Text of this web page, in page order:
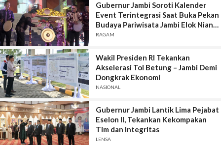
Gubernur Jambi Soroti Kalender
Event Terintegrasi Saat Buka Pekan
Budaya Pariwisata Jambi Elok Nian
2026
RAGAM
Wakil Presiden RI Tekankan
Akselerasi Tol Betung – Jambi Demi
Dongkrak Ekonomi
NASIONAL
Gubernur Jambi Lantik Lima Pejabat
Eselon II, Tekankan Kekompakan
Tim dan Integritas
LENSA